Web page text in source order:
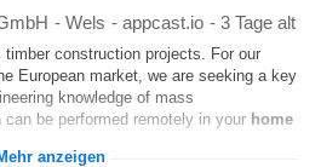
- Wels - appcast.io - 3 Tage alt
construction projects. For our
European market, we are seeking a key
knowledge of mass
be performed remotely in your home
anzeigen